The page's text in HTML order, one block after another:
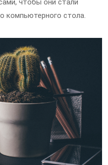
чтобы они стали
компьютерного стола.